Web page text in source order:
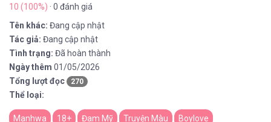
10 (100%) · 0 đánh giá
Tên khác: Đang cập nhật
Tác giả: Đang cập nhật
Tình trạng: Đã hoàn thành
Ngày thêm 01/05/2026
Tổng lượt đọc
270
Thể loại:
Manhwa 18+ Đam Mỹ Truyện Màu Boylove